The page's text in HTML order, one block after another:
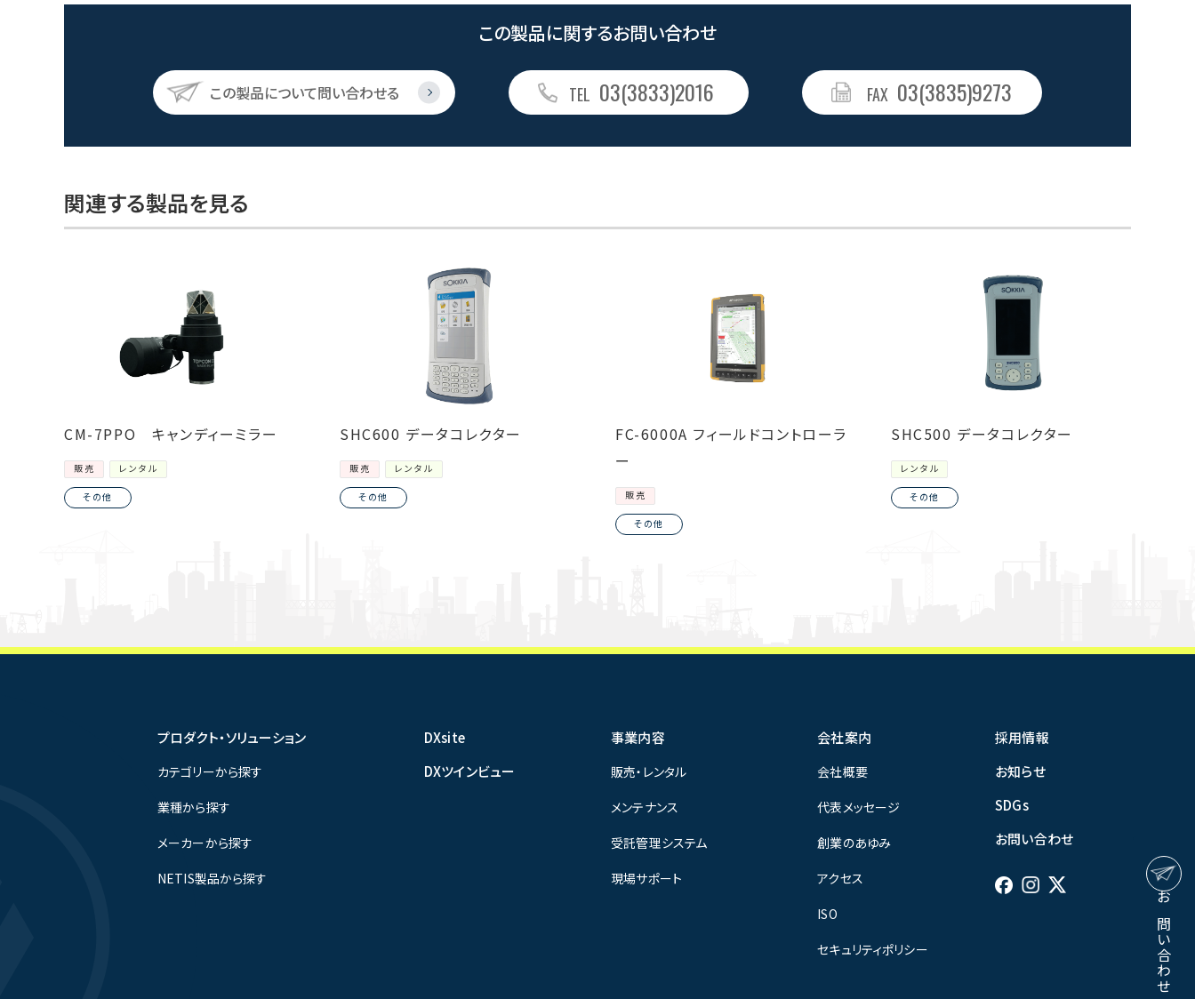
この製品に関するお問い合わせ
この製品について問い合わせる TEL 03(3833)2016 FAX 03(3835)9273
関連する製品を見る
CM-7PPO キャンディーミラー
販売 レンタル
その他
SHC600 データコレクター
販売 レンタル
その他
FC-6000A フィールドコントローラ
ー
販売
その他
SHC500 データコレクター
レンタル
その他
お問い合わせ
プロダクト・ソリューション
カテゴリーから探す
業種から探す
メーカーから探す
NETIS製品から探す
DXsite
DXツインビュー
事業内容
販売・レンタル
メンテナンス
受託管理システム
現場サポート
会社案内
会社概要
代表メッセージ
創業のあゆみ
アクセス
ISO
セキュリティポリシー
採用情報
お知らせ
SDGs
お問い合わせ